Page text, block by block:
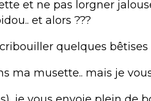
et ne pas lorgner
et alors ???
quelques bêtises
ma musette.. mais je